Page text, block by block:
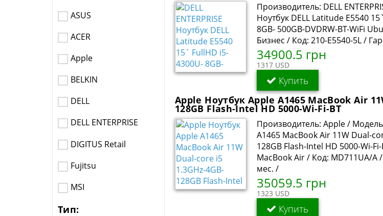
ASUS
ACER
Apple
BELKIN
DELL
DELL ENTERPRISE
DIGITUS Retail
Fujitsu
MSI
Тип:
Производитель: DELL
Ноутбук DELL Latitude E5540
8GB- 500GB-DVDRW-BT-WiFi
Бизнес / Код: 210-E5540-5L /
34900.5 грн
1317 USD
Купить
Apple Ноутбук Apple A1465 MacBook Air
128GB Flash-Intel HD 5000-Wi-Fi-BT
Производитель: Apple /
A1465 MacBook Air 11W Dual-
128GB Flash-Intel HD 5000-Wi-
MacBook Air / Код: MD711UA/A
мес. /
35059.5 грн
1323 USD
Купить